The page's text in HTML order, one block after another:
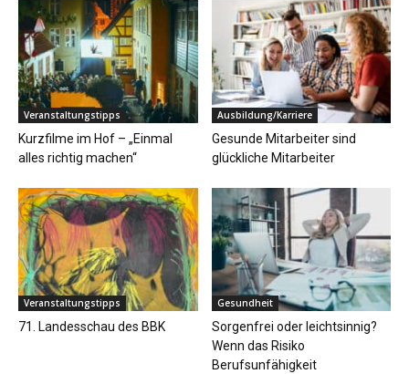
Veranstaltungstipps
Kurzfilme im Hof – „Einmal
alles richtig machen“
Ausbildung/Karriere
Gesunde Mitarbeiter sind
glückliche Mitarbeiter
Veranstaltungstipps
71. Landesschau des BBK
Gesundheit
Sorgenfrei oder leichtsinnig?
Wenn das Risiko
Berufsunfähigkeit